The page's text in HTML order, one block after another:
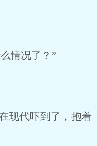
情况了？”
现代吓到了，抱着